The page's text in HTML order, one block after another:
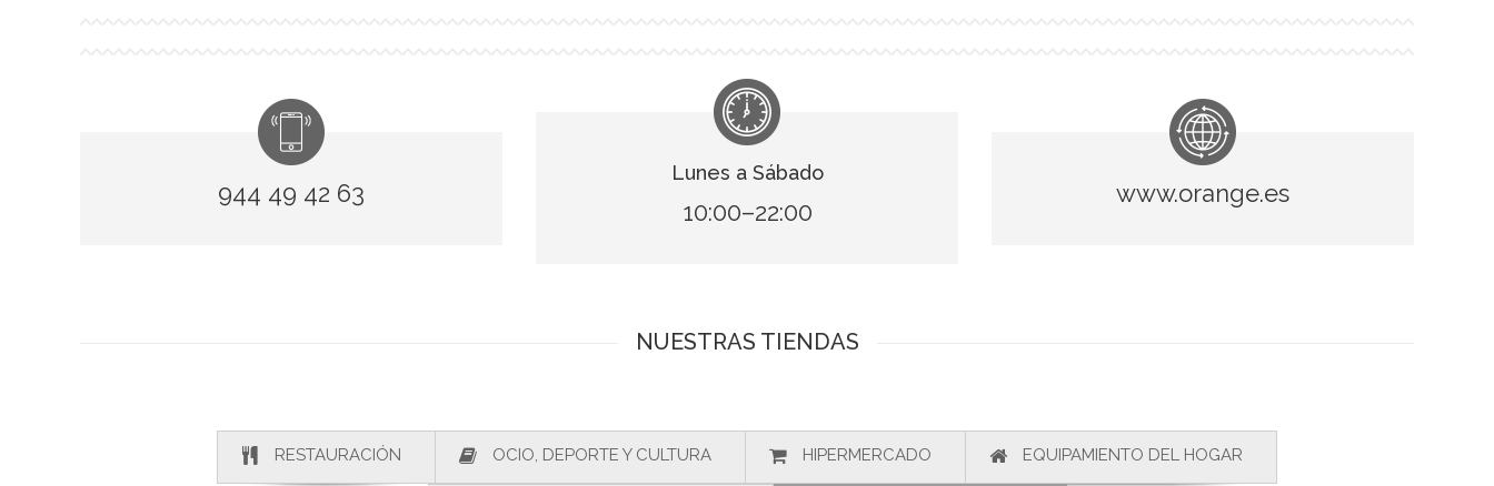
944 49 42 63
Lunes a Sábado
10:00–22:00
www.orange.es
NUESTRAS TIENDAS
RESTAURACIÓN OCIO, DEPORTE Y CULTURA HIPERMERCADO EQUIPAMIENTO DEL HOGAR